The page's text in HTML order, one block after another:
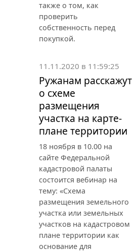
также о том, как
проверить
собственность перед
покупкой.
11.11.2020 в 11:59:25
Ружанам расскажут
о схеме
размещения
участка на карте-
плане территории
18 ноября в 10.00 на
сайте Федеральной
кадастровой палаты
состоится вебинар на
тему: «Схема
размещения земельного
участка или земельных
участков на кадастровом
плане территории как
основание для